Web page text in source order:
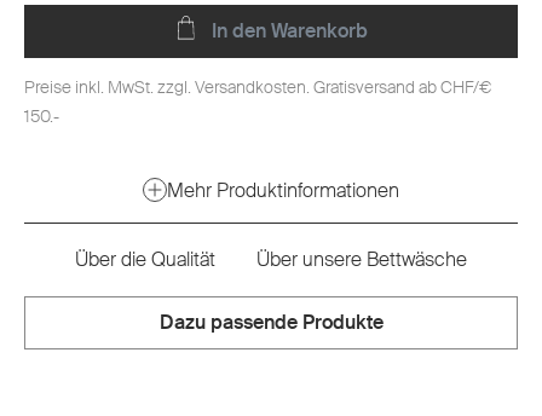
In den Warenkorb
Preise inkl. MwSt. zzgl. Versandkosten. Gratisversand ab CHF/€
150.-
Mehr Produktinformationen
Über die Qualität Über unsere Bettwäsche
Dazu passende Produkte